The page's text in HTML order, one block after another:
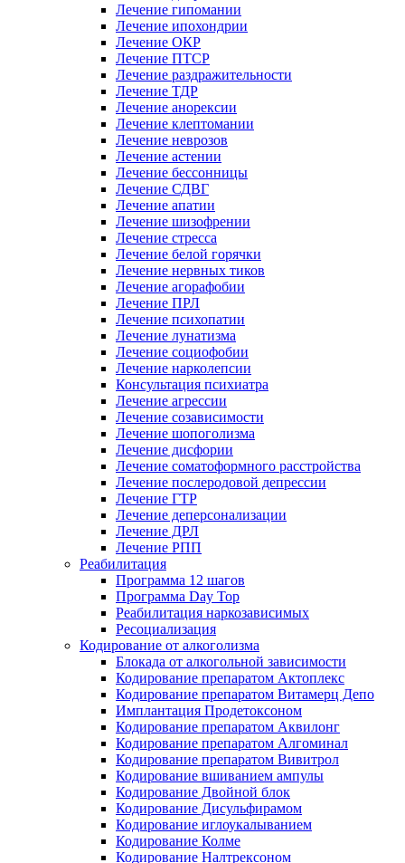
Лечение гипомании
Лечение ипохондрии
Лечение ОКР
Лечение ПТСР
Лечение раздражительности
Лечение ТДР
Лечение анорексии
Лечение клептомании
Лечение неврозов
Лечение астении
Лечение бессонницы
Лечение СДВГ
Лечение апатии
Лечение шизофрении
Лечение стресса
Лечение белой горячки
Лечение нервных тиков
Лечение агорафобии
Лечение ПРЛ
Лечение психопатии
Лечение лунатизма
Лечение социофобии
Лечение нарколепсии
Консультация психиатра
Лечение агрессии
Лечение созависимости
Лечение шопоголизма
Лечение дисфории
Лечение соматоформного расстройства
Лечение послеродовой депрессии
Лечение ГТР
Лечение деперсонализации
Лечение ДРЛ
Лечение РПП
Реабилитация
Программа 12 шагов
Программа Day Top
Реабилитация наркозависимых
Ресоциализация
Кодирование от алкоголизма
Блокада от алкогольной зависимости
Кодирование препаратом Актоплекс
Кодирование препаратом Витамерц Депо
Имплантация Продетоксоном
Кодирование препаратом Аквилонг
Кодирование препаратом Алгоминал
Кодирование препаратом Вивитрол
Кодирование вшиванием ампулы
Кодирование Двойной блок
Кодирование Дисульфирамом
Кодирование иглоукалыванием
Кодирование Колме
Кодирование Налтрексоном